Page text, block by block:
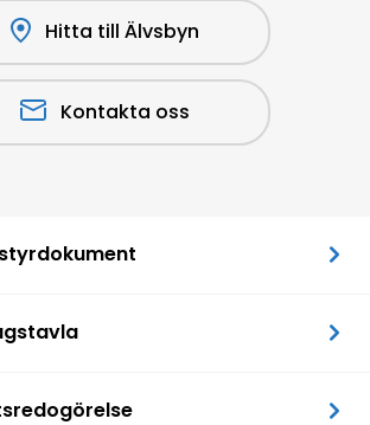
Hitta till Älvsbyn
Kontakta oss